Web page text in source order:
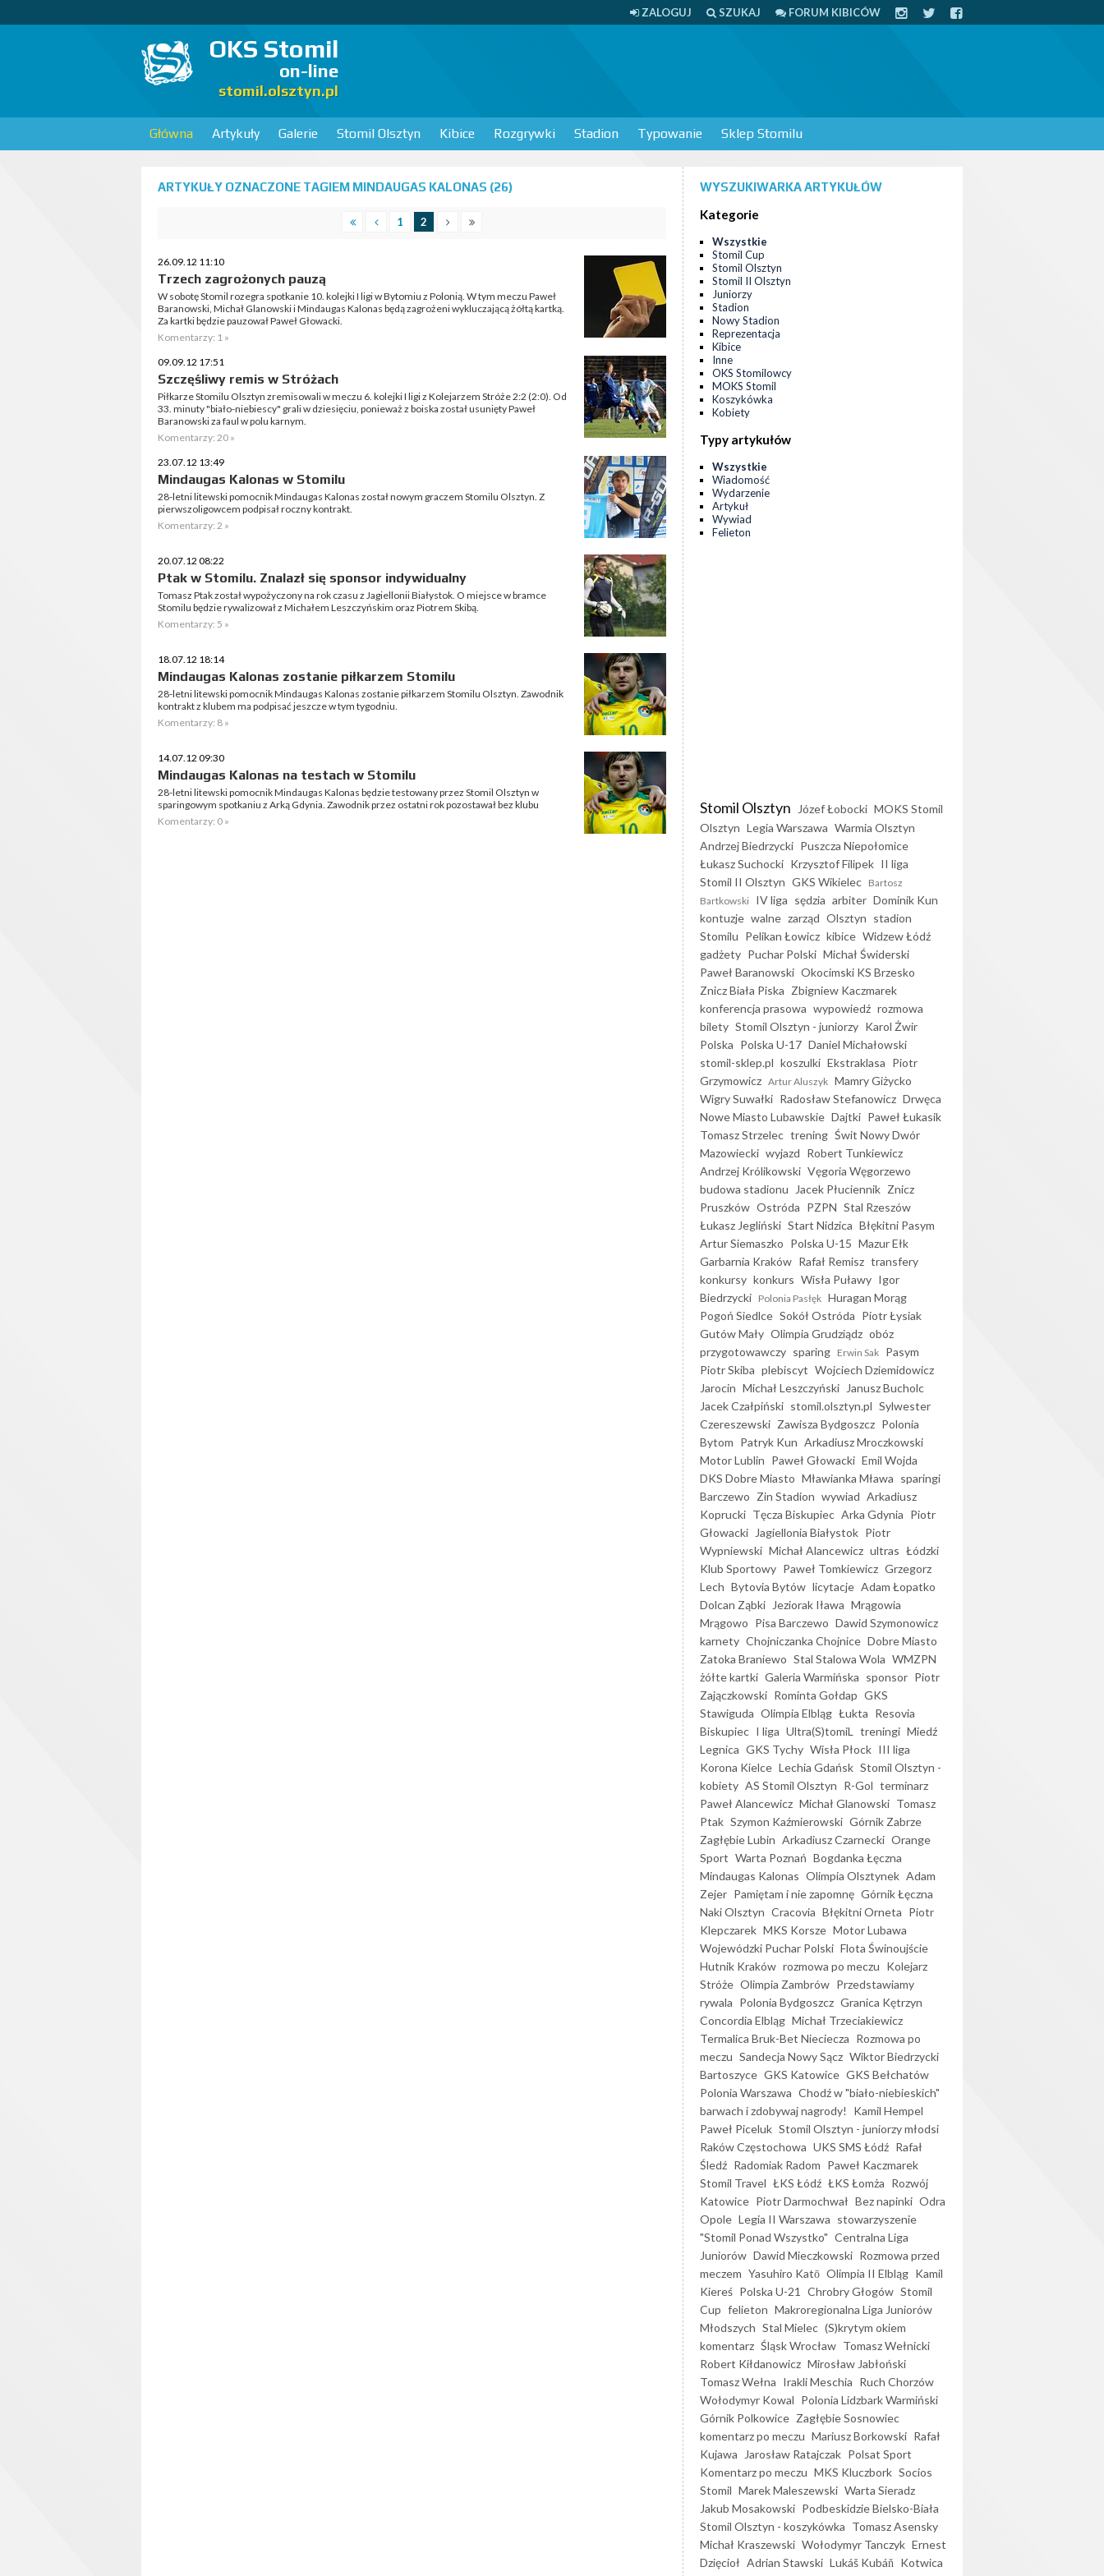
ZALOGUJ SZUKAJ FORUM KIBICÓW
OKS Stomil
on-line
stomil.olsztyn.pl
Główna Artykuły Galerie Stomil Olsztyn Kibice Rozgrywki Stadion Typowanie Sklep Stomilu
ARTYKUŁY OZNACZONE TAGIEM MINDAUGAS KALONAS (26)
1 2
26.09.12 11:10
Trzech zagrożonych pauzą
W sobotę Stomil rozegra spotkanie 10. kolejki I ligi w Bytomiu z Polonią. W tym meczu Paweł
Baranowski, Michał Glanowski i Mindaugas Kalonas będą zagrożeni wykluczającą żółtą kartką.
Za kartki będzie pauzował Paweł Głowacki.
Komentarzy: 1 »
09.09.12 17:51
Szczęśliwy remis w Stróżach
Piłkarze Stomilu Olsztyn zremisowali w meczu 6. kolejki I ligi z Kolejarzem Stróże 2:2 (2:0). Od
33. minuty "biało-niebiescy" grali w dziesięciu, ponieważ z boiska został usunięty Paweł
Baranowski za faul w polu karnym.
Komentarzy: 20 »
23.07.12 13:49
Mindaugas Kalonas w Stomilu
28-letni litewski pomocnik Mindaugas Kalonas został nowym graczem Stomilu Olsztyn. Z
pierwszoligowcem podpisał roczny kontrakt.
Komentarzy: 2 »
20.07.12 08:22
Ptak w Stomilu. Znalazł się sponsor indywidualny
Tomasz Ptak został wypożyczony na rok czasu z Jagiellonii Białystok. O miejsce w bramce
Stomilu będzie rywalizował z Michałem Leszczyńskim oraz Piotrem Skibą.
Komentarzy: 5 »
18.07.12 18:14
Mindaugas Kalonas zostanie piłkarzem Stomilu
28-letni litewski pomocnik Mindaugas Kalonas zostanie piłkarzem Stomilu Olsztyn. Zawodnik
kontrakt z klubem ma podpisać jeszcze w tym tygodniu.
Komentarzy: 8 »
14.07.12 09:30
Mindaugas Kalonas na testach w Stomilu
28-letni litewski pomocnik Mindaugas Kalonas będzie testowany przez Stomil Olsztyn w
sparingowym spotkaniu z Arką Gdynia. Zawodnik przez ostatni rok pozostawał bez klubu
Komentarzy: 0 »
WYSZUKIWARKA ARTYKUŁÓW
Kategorie
Wszystkie
Stomil Cup
Stomil Olsztyn
Stomil II Olsztyn
Juniorzy
Stadion
Nowy Stadion
Reprezentacja
Kibice
Inne
OKS Stomilowcy
MOKS Stomil
Koszykówka
Kobiety
Typy artykułów
Wszystkie
Wiadomość
Wydarzenie
Artykuł
Wywiad
Felieton
Stomil Olsztyn Józef Łobocki MOKS Stomil
Olsztyn Legia Warszawa Warmia Olsztyn
Andrzej Biedrzycki Puszcza Niepołomice
Łukasz Suchocki Krzysztof Filipek II liga
Stomil II Olsztyn GKS Wikielec Bartosz
Bartkowski IV liga sędzia arbiter Dominik Kun
kontuzje walne zarząd Olsztyn stadion
Stomilu Pelikan Łowicz kibice Widzew Łódź
gadżety Puchar Polski Michał Świderski
Paweł Baranowski Okocimski KS Brzesko
Znicz Biała Piska Zbigniew Kaczmarek
konferencja prasowa wypowiedź rozmowa
bilety Stomil Olsztyn - juniorzy Karol Żwir
Polska Polska U-17 Daniel Michałowski
stomil-sklep.pl koszulki Ekstraklasa Piotr
Grzymowicz Artur Aluszyk Mamry Giżycko
Wigry Suwałki Radosław Stefanowicz Drwęca
Nowe Miasto Lubawskie Dajtki Paweł Łukasik
Tomasz Strzelec trening Świt Nowy Dwór
Mazowiecki wyjazd Robert Tunkiewicz
Andrzej Królikowski Vęgoria Węgorzewo
budowa stadionu
Jacek Płuciennik Znicz
Pruszków Ostróda PZPN Stal Rzeszów
Łukasz Jegliński Start Nidzica Błękitni Pasym
Artur Siemaszko Polska U-15 Mazur Ełk
Garbarnia Kraków Rafał Remisz transfery
konkursy konkurs Wisła Puławy Igor
Biedrzycki Polonia Pasłęk Huragan Morąg
Pogoń Siedlce Sokół Ostróda Piotr Łysiak
Gutów Mały Olimpia Grudziądz obóz
przygotowawczy sparing Erwin Sak Pasym
Piotr Skiba plebiscyt Wojciech Dziemidowicz
Jarocin Michał Leszczyński
Janusz Bucholc
Jacek Czałpiński stomil.olsztyn.pl Sylwester
Czereszewski Zawisza Bydgoszcz Polonia
Bytom Patryk Kun Arkadiusz Mroczkowski
Motor Lublin Paweł Głowacki Emil Wojda
DKS Dobre Miasto Mławianka Mława sparingi
Barczewo Zin Stadion wywiad Arkadiusz
Koprucki Tęcza Biskupiec Arka Gdynia Piotr
Głowacki
Jagiellonia Białystok Piotr
Wypniewski Michał Alancewicz ultras Łódzki
Klub Sportowy Paweł Tomkiewicz Grzegorz
Lech Bytovia Bytów licytacje Adam Łopatko
Dolcan Ząbki
Jeziorak Iława Mrągowia
Mrągowo Pisa Barczewo Dawid Szymonowicz
karnety Chojniczanka Chojnice Dobre Miasto
Zatoka Braniewo Stal Stalowa Wola WMZPN
żółte kartki Galeria Warmińska sponsor Piotr
Zajączkowski Rominta Gołdap GKS
Stawiguda Olimpia Elbląg Łukta Resovia
Biskupiec I liga Ultra(S)tomiL treningi Miedź
Legnica GKS Tychy Wisła Płock III liga
Korona Kielce Lechia Gdańsk Stomil Olsztyn -
kobiety AS Stomil Olsztyn R-Gol terminarz
Paweł Alancewicz Michał Glanowski Tomasz
Ptak Szymon Kaźmierowski Górnik Zabrze
Zagłębie Lubin Arkadiusz Czarnecki Orange
Sport Warta Poznań Bogdanka Łęczna
Mindaugas Kalonas Olimpia Olsztynek Adam
Zejer Pamiętam i nie zapomnę Górnik Łęczna
Naki Olsztyn Cracovia Błękitni Orneta Piotr
Klepczarek MKS Korsze Motor Lubawa
Wojewódzki Puchar Polski Flota Świnoujście
Hutnik Kraków rozmowa po meczu Kolejarz
Stróże Olimpia Zambrów Przedstawiamy
rywala Polonia Bydgoszcz Granica Kętrzyn
Concordia Elbląg Michał Trzeciakiewicz
Termalica Bruk-Bet Nieciecza Rozmowa po
meczu Sandecja Nowy Sącz Wiktor Biedrzycki
Bartoszyce GKS Katowice GKS Bełchatów
Polonia Warszawa Chodź w "biało-niebieskich"
barwach i zdobywaj nagrody!
Kamil Hempel
Paweł Piceluk Stomil Olsztyn - juniorzy młodsi
Raków Częstochowa UKS SMS Łódź Rafał
Śledź Radomiak Radom Paweł Kaczmarek
Stomil Travel ŁKS Łódź ŁKS Łomża Rozwój
Katowice Piotr Darmochwał Bez napinki Odra
Opole Legia II Warszawa stowarzyszenie
"Stomil Ponad Wszystko" Centralna Liga
Juniorów Dawid Mieczkowski Rozmowa przed
meczem Yasuhiro Katō Olimpia II Elbląg Kamil
Kiereś Polska U-21 Chrobry Głogów Stomil
Cup felieton Makroregionalna Liga Juniorów
Młodszych Stal Mielec (S)krytym okiem
komentarz Śląsk Wrocław Tomasz Wełnicki
Robert Kiłdanowicz Mirosław Jabłoński
Tomasz Wełna Irakli Meschia Ruch Chorzów
Wołodymyr Kowal Polonia Lidzbark Warmiński
Górnik Polkowice Zagłębie Sosnowiec
komentarz po meczu Mariusz Borkowski Rafał
Kujawa
Jarosław Ratajczak Polsat Sport
Komentarz po meczu MKS Kluczbork Socios
Stomil Marek Maleszewski Warta Sieradz
Jakub Mosakowski Podbeskidzie Bielsko-Biała
Stomil Olsztyn - koszykówka Tomasz Asensky
Michał Kraszewski Wołodymyr Tanczyk Ernest
Dzięcioł Adrian Stawski Lukáš Kubáň Kotwica